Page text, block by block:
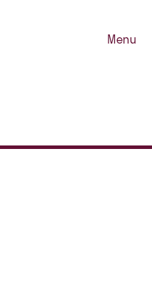
Menu